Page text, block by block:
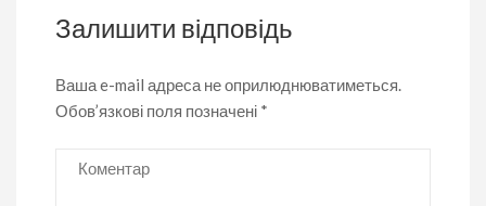
Залишити відповідь
Ваша e-mail адреса не оприлюднюватиметься.
Обов’язкові поля позначені *
Коментар